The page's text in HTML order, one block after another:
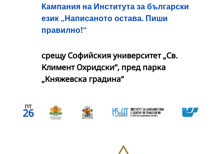
Кампания на Института за български
език „Написаното остава. Пиши
правилно!“
срещу Софийския университет „Св.
Климент Охридски“, пред парка
„Княжевска градина“
пт
26